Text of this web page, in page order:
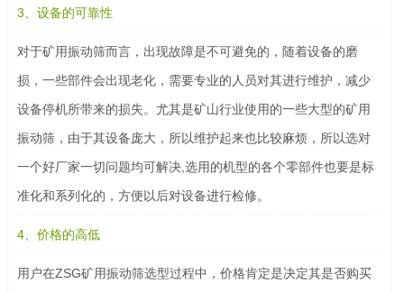
3、设备的可靠性
对于矿用振动筛而言，出现故障是不可避免的，随着设备的磨
损，一些部件会出现老化，需要专业的人员对其进行维护，减少
设备停机所带来的损失。尤其是矿山行业使用的一些大型的矿用
振动筛，由于其设备庞大，所以维护起来也比较麻烦，所以选对
一个好厂家一切问题均可解决,选用的机型的各个零部件也要是标
准化和系列化的，方便以后对设备进行检修。
4、价格的高低
用户在ZSG矿用振动筛选型过程中，价格肯定是决定其是否购买